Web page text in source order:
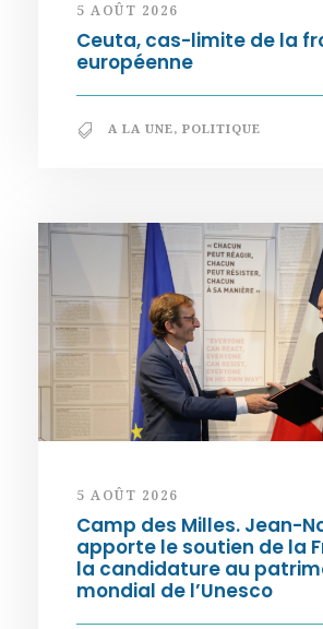
5 AOÛT 2026
Ceuta, cas-limite de la
européenne
A LA UNE, POLITIQUE
5 AOÛT 2026
Camp des Milles. Jean-
apporte le soutien de la
la candidature au
mondial de l’Unesco